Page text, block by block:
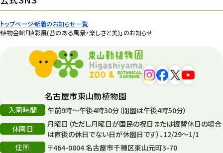
トップページ新着のお知らせ一覧
植物会館「植彩展(苔のある風景・楽しさと美)」のお知らせ
名古屋市東山動植物園
入園時間
午前9時～午後4時30分（閉園は午後4時50分）
休園日
月曜日（ただし月曜日が国民の祝日または振替休日の場合
は直後の休日でない日が休園日です）、12/29～1/1
住所
〒464-0804 名古屋市千種区東山元町3-70